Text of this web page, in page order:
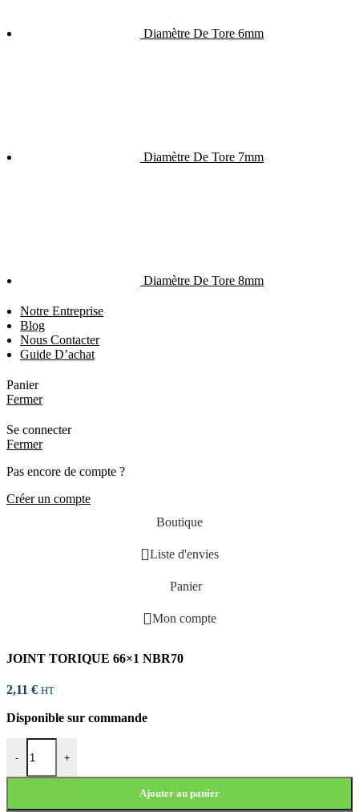
Diamètre De Tore 6mm
Diamètre De Tore 7mm
Diamètre De Tore 8mm
Notre Entreprise
Blog
Nous Contacter
Guide D’achat
Panier
Fermer
Se connecter
Fermer
Pas encore de compte ?
Créer un compte
Boutique
Liste d'envies
Panier
Mon compte
JOINT TORIQUE 66×1 NBR70
2,11 € HT
Disponible sur commande
-
quantité de JOINT TORIQUE 66x1 NBR70
+
Ajouter au panier